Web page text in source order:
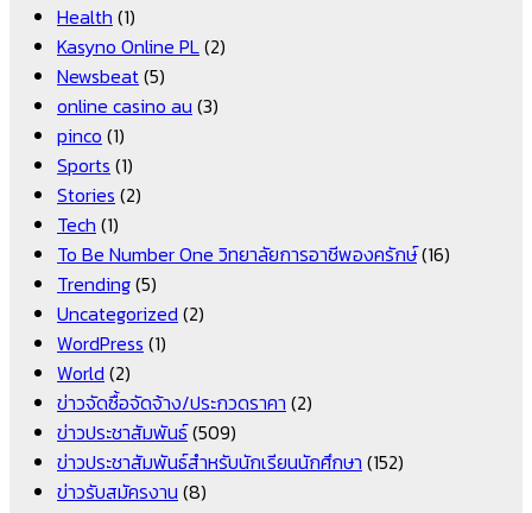
Health (1)
Kasyno Online PL(2)
Newsbeat(5)
online casino au (3)
pinco (1)
Sports (1)
Stories (2)
Tech (1)
To Be Number One วิทยาลัยการอาชีพองครักษ์(16)
Trending(5)
Uncategorized (2)
WordPress (1)
World (2)
ข่าวจัดซื้อจัดจ้าง/ประกวดราคา (2)
ข่าวประชาสัมพันธ์(509)
ข่าวประชาสัมพันธ์สำหรับนักเรียนนักศึกษา (152)
ข่าวรับสมัครงาน (8)